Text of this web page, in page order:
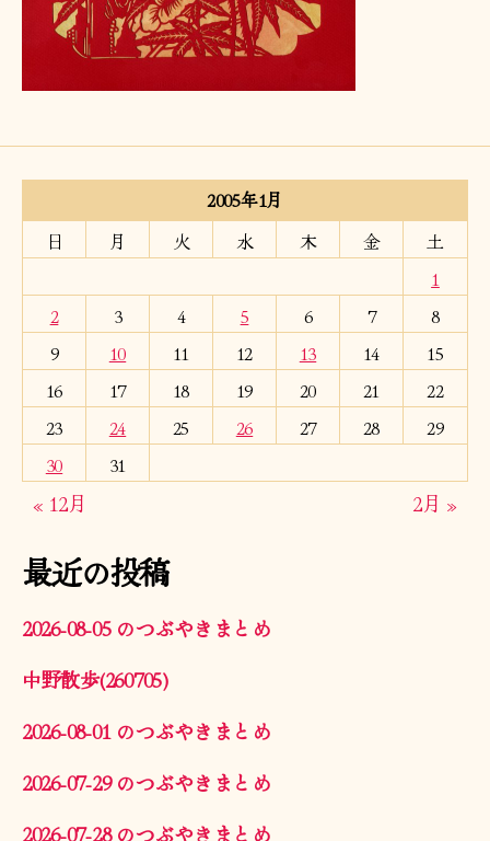
2005年1月
日
月 火 水 木 金
土
1
2
3 4 5 6 7
8
9
10 11 12 13 14
15
16
17 18 19 20 21
22
23
24 25 26 27 28
29
30
31
« 12月 2月 »
最近の投稿
2026-08-05 のつぶやきまとめ
中野散歩(260705)
2026-08-01 のつぶやきまとめ
2026-07-29 のつぶやきまとめ
2026-07-28 のつぶやきまとめ